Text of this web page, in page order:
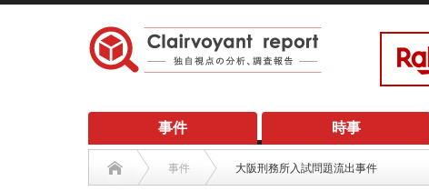
事件 時事
事件 大阪刑務所入試問題流出事件